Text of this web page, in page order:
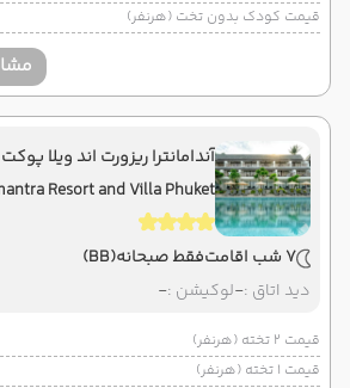
قیمت کودک بدون تخت (هرنفر)
آندامانترا ریزورت اند ویلا پوکت
Resort and Villa Phuket
7 شب اقامت فقط صبحانه(BB)
دید اتاق :-لوکیشن :-
قیمت 2 تخته (هرنفر)
قیمت 1 تخته (هرنفر)